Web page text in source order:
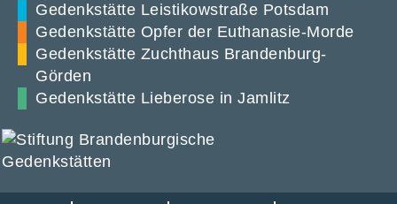
Gedenkstätte Leistikowstraße Potsdam
Gedenkstätte Opfer der Euthanasie-Morde
Gedenkstätte Zuchthaus Brandenburg-
Görden
Gedenkstätte Lieberose in Jamlitz